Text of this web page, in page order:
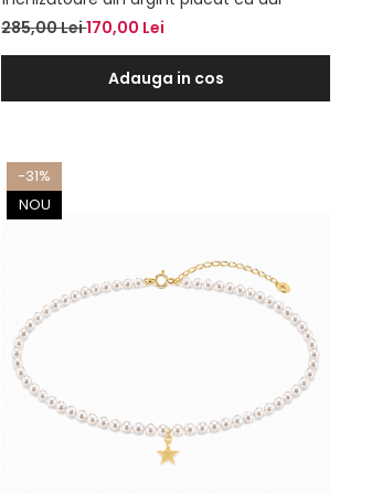
285,00 Lei170,00 Lei
Adauga in cos
-31%
NOU